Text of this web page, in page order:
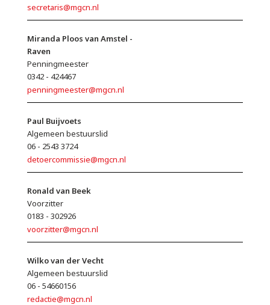
secretaris@mgcn.nl
Miranda Ploos van Amstel -
Raven
Penningmeester
0342 - 424467
penningmeester@mgcn.nl
Paul Buijvoets
Algemeen bestuurslid
06 - 2543 3724
detoercommissie@mgcn.nl
Ronald van Beek
Voorzitter
0183 - 302926
voorzitter@mgcn.nl
Wilko van der Vecht
Algemeen bestuurslid
06 - 54660156
redactie@mgcn.nl